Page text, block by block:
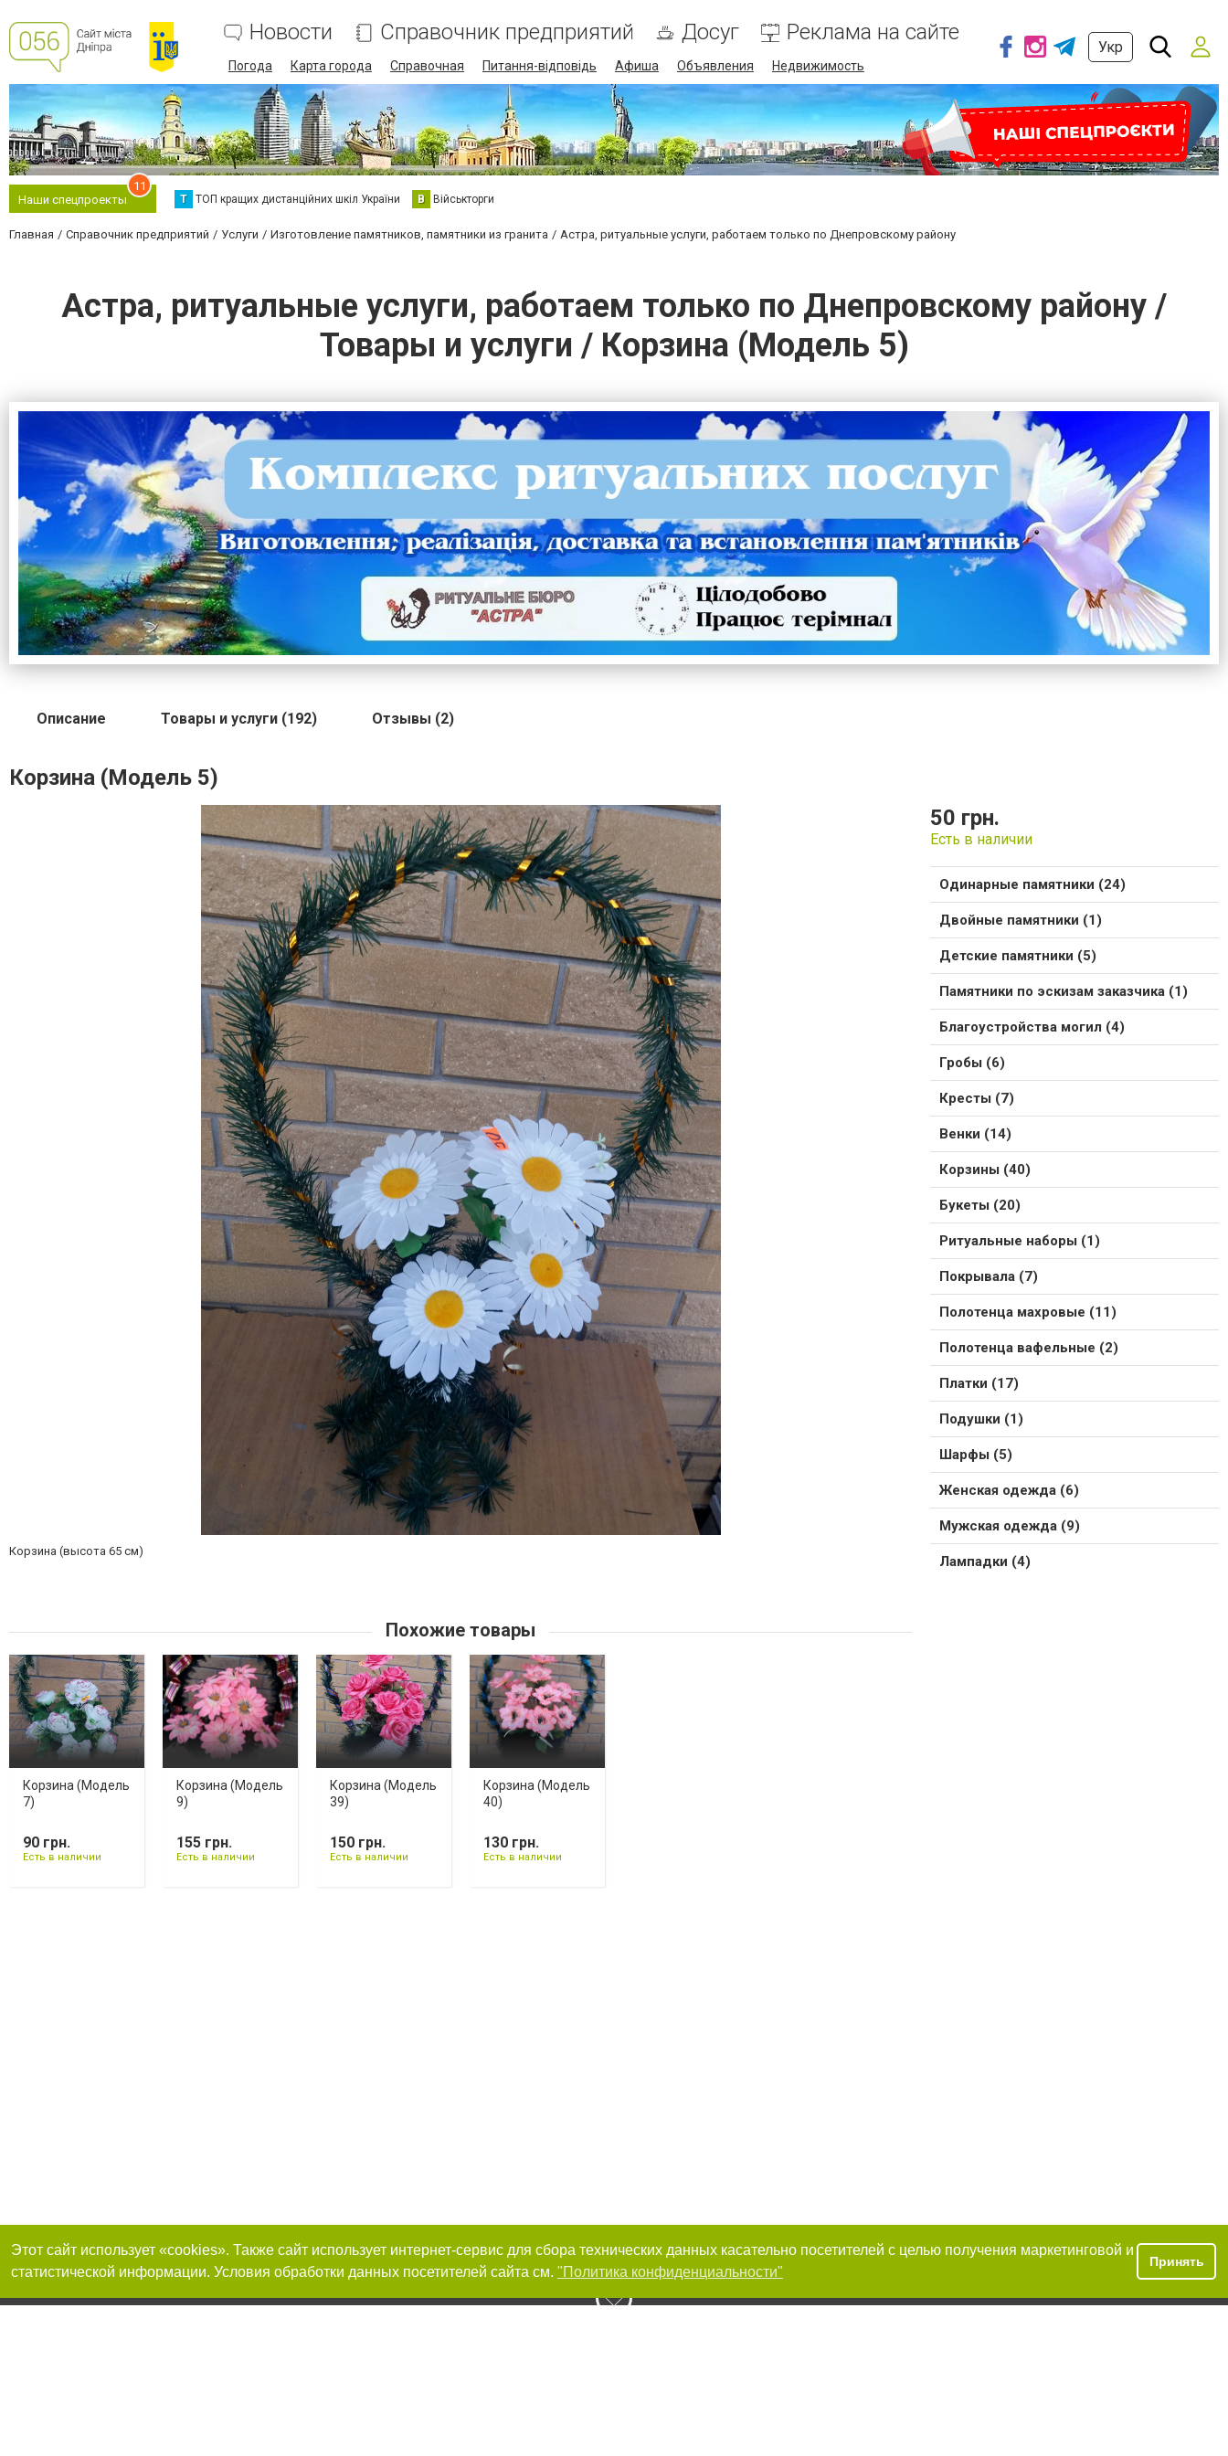
Новости Справочник предприятий Досуг Реклама на сайте
Погода Карта города Справочная Питання-відповідь Афиша Объявления Недвижимость
Укр
Наши спецпроекты
11
Т ТОП кращих дистанційних шкіл України В Військторги
Главная Справочник предприятий Услуги Изготовление памятников, памятники из гранита Астра, ритуальные услуги, работаем только по Днепровскому району
Астра, ритуальные услуги, работаем только по Днепровскому району /
Товары и услуги / Корзина (Модель 5)
Описание Товары и услуги (192) Отзывы (2)
Корзина (Модель 5)
Корзина (высота 65 см)
50 грн.
Есть в наличии
Одинарные памятники (24)
Двойные памятники (1)
Детские памятники (5)
Памятники по эскизам заказчика (1)
Благоустройства могил (4)
Гробы (6)
Кресты (7)
Венки (14)
Корзины (40)
Букеты (20)
Ритуальные наборы (1)
Покрывала (7)
Полотенца махровые (11)
Полотенца вафельные (2)
Платки (17)
Подушки (1)
Шарфы (5)
Женская одежда (6)
Мужская одежда (9)
Лампадки (4)
Похожие товары
Корзина (Модель
7)
90 грн.
Есть в наличии
Корзина (Модель
9)
155 грн.
Есть в наличии
Корзина (Модель
39)
150 грн.
Есть в наличии
Корзина (Модель
40)
130 грн.
Есть в наличии
Этот сайт использует «cookies». Также сайт использует интернет-сервис для сбора технических данных касательно посетителей с целью получения маркетинговой и
статистической информации. Условия обработки данных посетителей сайта см. "Политика конфиденциальности"
Принять